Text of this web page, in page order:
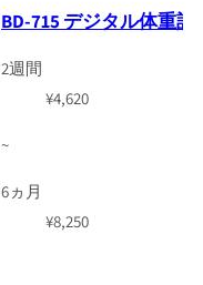
BD-715 デジタル体重
2週間
¥4,620
~
6ヵ月
¥8,250